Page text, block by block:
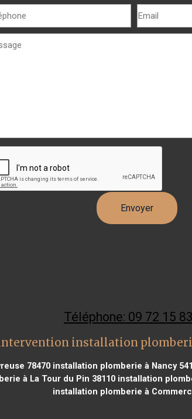
Téléphone: 09 72 15
installation
78470 installation plomberie à Nancy
à La Tour du Pin 38110 installation
installation plomberie à